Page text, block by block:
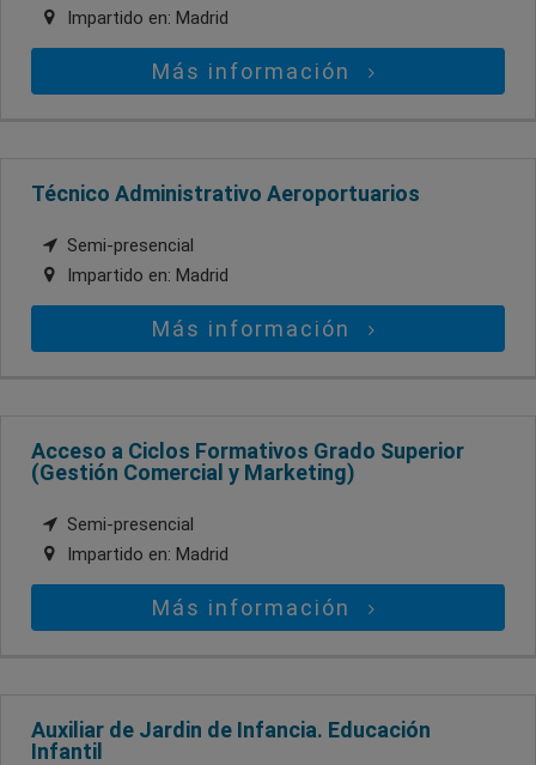
Impartido en: Madrid
Más información
Técnico Administrativo Aeroportuarios
Semi-presencial
Impartido en: Madrid
Más información
Acceso a Ciclos Formativos Grado Superior
(Gestión Comercial y Marketing)
Semi-presencial
Impartido en: Madrid
Más información
Auxiliar de Jardin de Infancia. Educación
Infantil